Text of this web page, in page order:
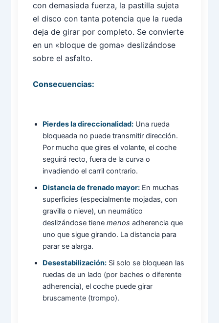
con demasiada fuerza, la pastilla sujeta
el disco con tanta potencia que la rueda
deja de girar por completo. Se convierte
en un «bloque de goma» deslizándose
sobre el asfalto.
Consecuencias:
Pierdes la direccionalidad: Una rueda
bloqueada no puede transmitir dirección.
Por mucho que gires el volante, el coche
seguirá recto, fuera de la curva o
invadiendo el carril contrario.
Distancia de frenado mayor: En muchas
superficies (especialmente mojadas, con
gravilla o nieve), un neumático
deslizándose tienemenos adherencia que
uno que sigue girando. La distancia para
parar se alarga.
Desestabilización: Si solo se bloquean las
ruedas de un lado (por baches o diferente
adherencia), el coche puede girar
bruscamente (trompo).